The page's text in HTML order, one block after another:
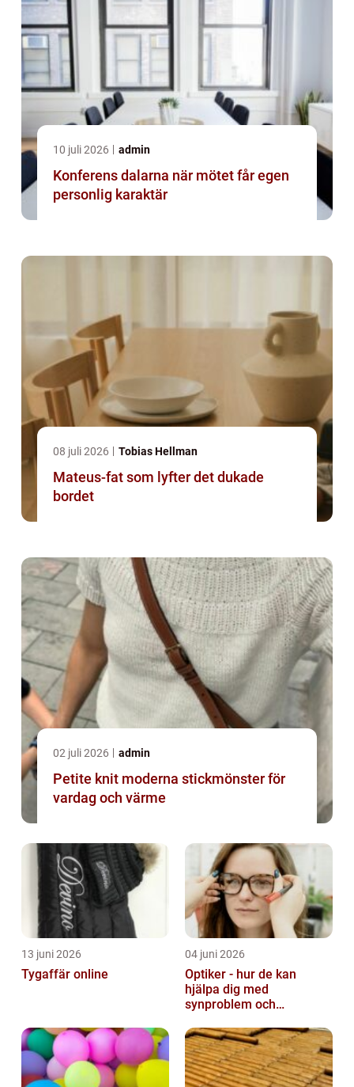
10 juli 2026 admin
Konferens dalarna när mötet får egen
personlig karaktär
08 juli 2026 Tobias Hellman
Mateus-fat som lyfter det dukade
bordet
02 juli 2026 admin
Petite knit moderna stickmönster för
vardag och värme
13 juni 2026
Tygaffär online
04 juni 2026
Optiker - hur de kan
hjälpa dig med
synproblem och